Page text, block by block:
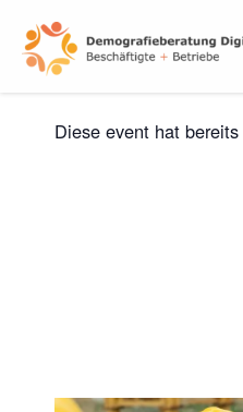
content« Alle
Diese event hat